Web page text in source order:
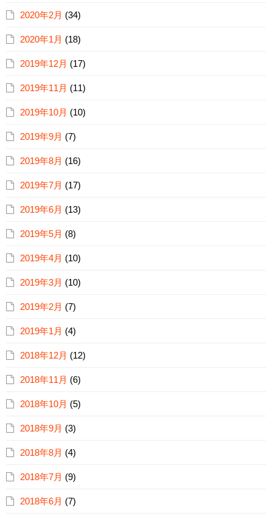
2020年2月 (34)
2020年1月 (18)
2019年12月 (17)
2019年11月 (11)
2019年10月 (10)
2019年9月 (7)
2019年8月 (16)
2019年7月 (17)
2019年6月 (13)
2019年5月 (8)
2019年4月 (10)
2019年3月 (10)
2019年2月 (7)
2019年1月 (4)
2018年12月 (12)
2018年11月 (6)
2018年10月 (5)
2018年9月 (3)
2018年8月 (4)
2018年7月 (9)
2018年6月 (7)